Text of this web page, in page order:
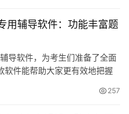
用辅导软件：功能丰富题
导软件，为考生们准备了全面
软件能帮助大家更有效地把握
257